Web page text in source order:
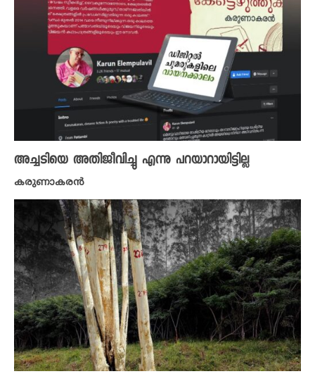
അച്ചടിയെ അതിജീവിച്ചു എന്നു പറയാറായിട്ടില്ല
കരുണാകരൻ